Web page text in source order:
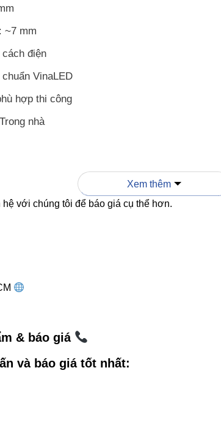
~7 mm
điện
VinaLED
hợp thi công
Trong nhà
cách điện tốt, Cable-2P-PVC mang lại độ an
hiệu nhanh – ổn định.
Xem thêm
với chúng tôi để báo giá cụ thể hơn.
& báo giá
và báo giá tốt nhất: